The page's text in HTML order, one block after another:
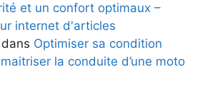
et un confort optimaux –
internet d'articles
dans Optimiser sa condition
la conduite d’une moto